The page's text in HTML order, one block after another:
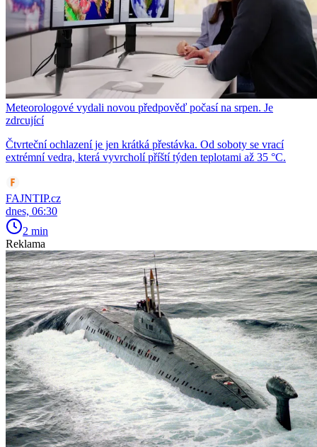
Meteorologové vydali novou předpověď počasí na srpen. Je
zdrcující
Čtvrteční ochlazení je jen krátká přestávka. Od soboty se vrací
extrémní vedra, která vyvrcholí příští týden teplotami až 35 °C.
FAJNTIP.cz
dnes, 06:30
2 min
Reklama